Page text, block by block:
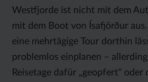
Westfjorde ist nicht mit dem
mit dem Boot von Ísafjörður
eine mehrtägige Tour dorthin
problemlos einplanen –
Reisetage dafür „geopfert“ oder